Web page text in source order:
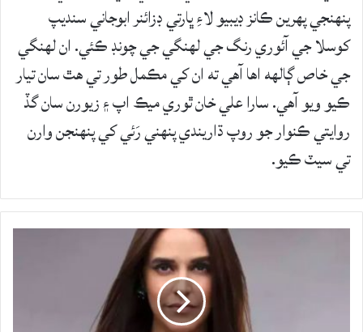
پنهنجي پهرين ڪانز ڊيبيو لاءِ ڀارتي ڊزائنر ابوجاني سنديپ
کوسلا جي آئوري رنگ جي لهنگي جي چونڊ ڪئي. ان لهنگي
جي خاص ڳالهه اها آهي ته ان کي مڪمل طور تي هٿ سان تيار
ڪيو ويو آهي. سارا علي خان ٿوري ميڪ اپ ۽ زيورن سان گڏ
روايتي ڪنوار جو روپ ڌاريندي پنهني رَئي کي پنهنجن وارن
تي سيٽ ڪيو.